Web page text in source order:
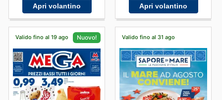
Apri volantino Apri volantino
Valido fino al 19 ago Nuovo! Valido fino al 31 ago